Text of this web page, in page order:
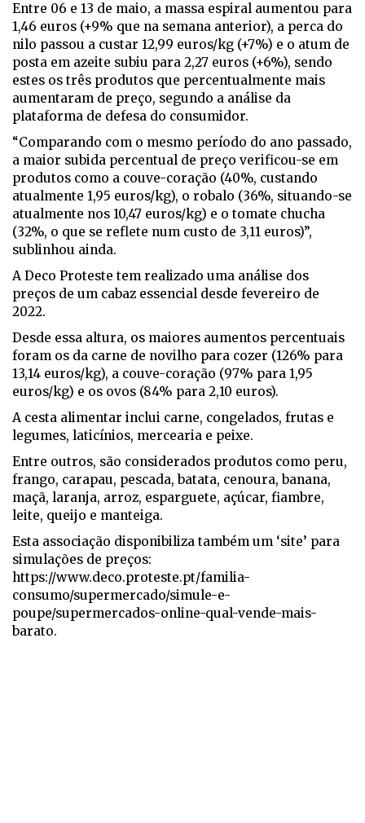
Entre 06 e 13 de maio, a massa espiral aumentou para
1,46 euros (+9% que na semana anterior), a perca do
nilo passou a custar 12,99 euros/kg (+7%) e o atum de
posta em azeite subiu para 2,27 euros (+6%), sendo
estes os três produtos que percentualmente mais
aumentaram de preço, segundo a análise da
plataforma de defesa do consumidor.
“Comparando com o mesmo período do ano passado,
a maior subida percentual de preço verificou-se em
produtos como a couve-coração (40%, custando
atualmente 1,95 euros/kg), o robalo (36%, situando-se
atualmente nos 10,47 euros/kg) e o tomate chucha
(32%, o que se reflete num custo de 3,11 euros)”,
sublinhou ainda.
A Deco Proteste tem realizado uma análise dos
preços de um cabaz essencial desde fevereiro de
2022.
Desde essa altura, os maiores aumentos percentuais
foram os da carne de novilho para cozer (126% para
13,14 euros/kg), a couve-coração (97% para 1,95
euros/kg) e os ovos (84% para 2,10 euros).
A cesta alimentar inclui carne, congelados, frutas e
legumes, laticínios, mercearia e peixe.
Entre outros, são considerados produtos como peru,
frango, carapau, pescada, batata, cenoura, banana,
maçã, laranja, arroz, esparguete, açúcar, fiambre,
leite, queijo e manteiga.
Esta associação disponibiliza também um ‘site’ para
simulações de preços:
https://www.deco.proteste.pt/familia-
consumo/supermercado/simule-e-
poupe/supermercados-online-qual-vende-mais-
barato.